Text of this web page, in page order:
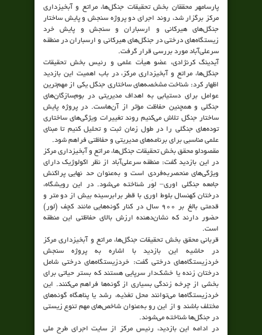
پارسامهر محققان بخش تحقیقات جنگل‌ها، مراتع و آبخیزداری
مرکز برگزار شد، روند اجرای دو پروژه سنجش و پایش ساختار
جنگل‌های هیرکانی و ارسباران و سنجش و پایش خرد
زیستگاه‌های درختی در جنگل‌های هیرکانی و ارسباران در منطقه
سرعلی‌آباد مورد بررسی قرار گرفت.
آیدینگ کرنژادی، عضو هیأت علمی و رئیس بخش تحقیقات
جنگل‌ها، مراتع و آبخیزداری مرکز، در باب اهمیت این بازدید
اظهار کرد: شناخت مشخصه‌های ساختاری جنگل یکی از مهم‌ترین
عوامل برای دستیابی به اهداف مدیریتی در بوم‌سازگان‌های
جنگلی و همچنین حفاظت مؤثر از آن‌هاست. در پروژه پایش
ساختار جنگل تلاش می‌کنیم روند تغییرات ویژگی‌های ساختاری
توده‌های جنگلی را در طول زمان ثبت و تحلیل کنیم تا مبنای
علمی مناسبی برای برنامه‌های مدیریتی و حفاظتی فراهم شود.
مقصودلو محقق بخش تحقیقات جنگل‌ها، مراتع و آبخیزداری مرکز
در این بازدید گفت: منطقه سرعلی‌آباد از نظر اکولوژیک دارای
ویژگی‌های منحصربه‌فردی است و به‌عنوان حد نهایی پراکنش
جامعه جنگلی اوری– لِوَر شناخته می‌شود. در این رویشگاه،
درختان کهنسال بلوط اوری با قطر برابرسینه بیش از دو متر و
قدمتی بالغ بر ۹۰۰ سال در کنار گونه‌هایی مانند کچف (لور)
حضور دارند که نشان‌دهنده ارزش بالای حفاظتی این منطقه
است.
قربانی محقق بخش تحقیقات جنگل‌ها، مراتع و آبخیزداری مرکز
در حاشیه این بازدید با اشاره به پروژه سنجش
خردزیستگاه‌های درختی گفت: خردزیستگاه‌های درختی شامل
درختان زنده یا خشک‌دار سرپایی هستند که بستر حیاتی برای
بخشی از چرخه زندگی بسیاری از گونه‌ها فراهم می‌کنند. این
خردزیستگاه‌ها می‌توانند محل تغذیه، رشد یا پناهگاه گونه‌های
مختلف باشند و از این رو به‌عنوان شاخص‌های مهم تنوع زیستی
در جنگل‌ها شناخته می‌شوند.
در ادامه این بازدید، رئیس مرکز از سایت اجرای طرح ملی